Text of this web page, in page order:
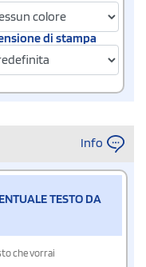
di stampa
Info
TESTO DA
che vorrai